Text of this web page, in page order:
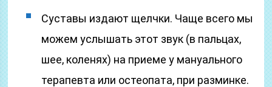
Суставы издают щелчки. Чаще всего мы
можем услышать этот звук (в пальцах,
шее, коленях) на приеме у мануального
терапевта или остеопата, при разминке.